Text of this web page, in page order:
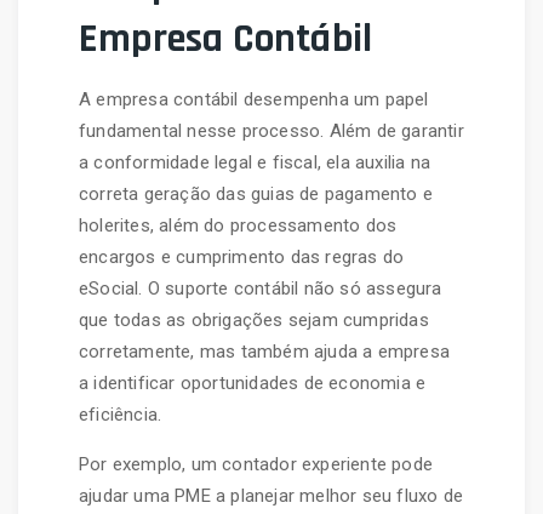
Empresa Contábil
A empresa contábil desempenha um papel
fundamental nesse processo. Além de garantir
a conformidade legal e fiscal, ela auxilia na
correta geração das guias de pagamento e
holerites, além do processamento dos
encargos e cumprimento das regras do
eSocial. O suporte contábil não só assegura
que todas as obrigações sejam cumpridas
corretamente, mas também ajuda a empresa
a identificar oportunidades de economia e
eficiência.
Por exemplo, um contador experiente pode
ajudar uma PME a planejar melhor seu fluxo de